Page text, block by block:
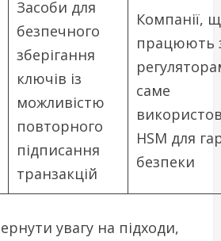
Засоби для
безпечного
зберігання
ключів із
можливістю
повторного
підписання
транзакцій
Компанії,
працюють
саме
HSM для
безпеки
увагу на підходи,